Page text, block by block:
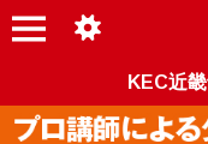
KEC近